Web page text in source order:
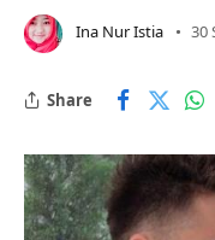
Ina Nur Istia 30
Share